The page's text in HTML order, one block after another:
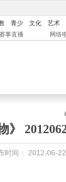
青少 文化
艺术
事直播 网络
》
时间： 2012-06-